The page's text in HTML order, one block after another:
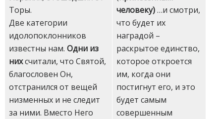
Торы.
Две категории
идолопоклонников
известны нам.Одни из
нихсчитали, что Святой,
благословен Он,
отстранился от вещей
низменных и не следит
за ними. Вместо Него
человеку)…и смотри,
что будет их
наградой –
раскрытое единство,
которое откроется
им, когда они
постигнут его, и это
будет самым
совершенным